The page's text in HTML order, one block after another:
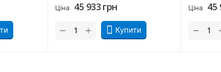
МКПП. І це далеко не недолік, а продумане рішення.
на 12% менше (у порівнянні з 5-ступеневою коробкою), а
Ціна 45 933 грн
Купити
+
−
Ціна 45
−